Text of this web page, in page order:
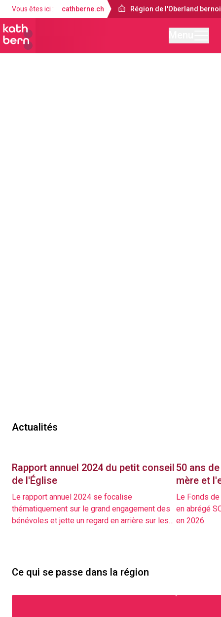
Vous êtes ici : cathberne.ch Région de l'Oberland
Actualités
Rapport annuel 2024 du petit conseil
de l'Église
Le rapport annuel 2024 se focalise
thématiquement sur le grand engagement des
bénévoles et jette un regard en arrière sur les
50 ans
mère et
Le Fonds
en abrégé
en 2026.
Ce qui se passe dans la région